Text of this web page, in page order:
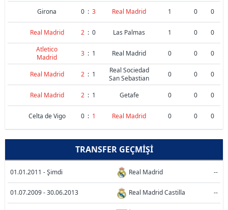
Girona 0 : 3 Real Madrid 1 0 0
Real Madrid 2 : 0 Las Palmas 1 0
0
Atletico
Madrid
3 : 1 Real Madrid 0 0 0
Real Madrid 2 : 1
Real Sociedad
San Sebastian
0 0 0
Real Madrid 2 : 1 Getafe 0 0 0
Celta de Vigo 0 : 1 Real Madrid 0 0 0
TRANSFER GEÇMIŞI
01.01.2011 - Şimdi Real Madrid --
01.07.2009 - 30.06.2013 Real Madrid Castilla --